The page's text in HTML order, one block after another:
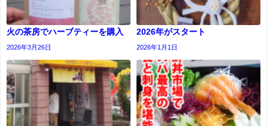
火の茶房でハーブティーを購入
2026年3月26日
2026年がスタート
2026年1月1日